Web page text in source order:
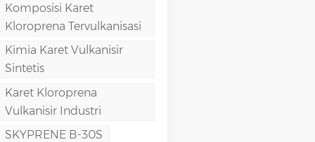
Komposisi Karet
Kloroprena Tervulkanisasi
Kimia Karet Vulkanisir
Sintetis
Karet Kloroprena
Vulkanisir Industri
SKYPRENE B-30S